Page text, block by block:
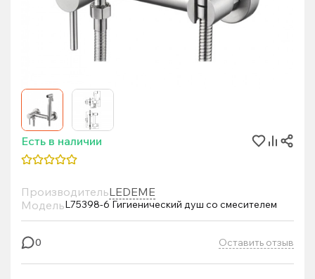
Есть в наличии
ПроизводительLEDEME
МодельL75398-6 Гигиенический душ со смесителем
0 Оставить отзыв